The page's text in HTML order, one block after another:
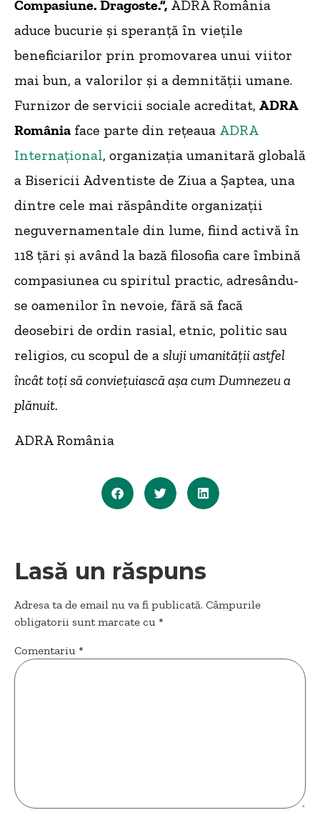
Compasiune. Dragoste.”, ADRA România
aduce bucurie și speranță în viețile
beneficiarilor prin promovarea unui viitor
mai bun, a valorilor și a demnității umane.
Furnizor de servicii sociale acreditat, ADRA
România face parte din rețeaua ADRA
Internațional, organizația umanitară globală
a Bisericii Adventiste de Ziua a Șaptea, una
dintre cele mai răspândite organizații
neguvernamentale din lume, fiind activă în
118 țări și având la bază filosofia care îmbină
compasiunea cu spiritul practic, adresându-
se oamenilor în nevoie, fără să facă
deosebiri de ordin rasial, etnic, politic sau
religios, cu scopul de a sluji umanității astfel
încât toți să conviețuiască așa cum Dumnezeu a
plănuit.
ADRA România
Lasă un răspuns
Adresa ta de email nu va fi publicată. Câmpurile
obligatorii sunt marcate cu *
Comentariu *